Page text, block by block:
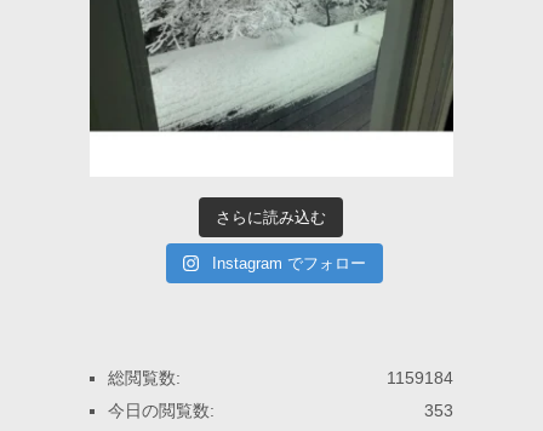
さらに読み込む
Instagram でフォロー
1159184
総閲覧数:
353
今日の閲覧数: